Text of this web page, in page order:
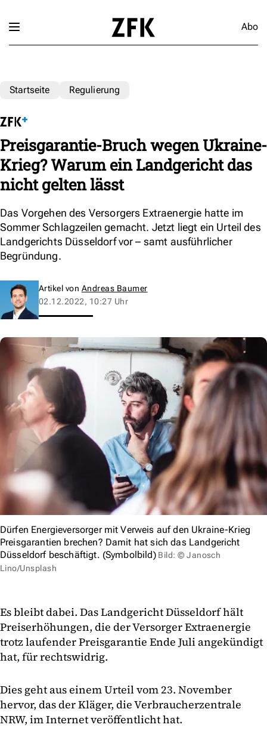
Abo
Startseite Regulierung
Preisgarantie-Bruch wegen Ukraine-
Krieg? Warum ein Landgericht das
nicht gelten lässt
Das Vorgehen des Versorgers Extraenergie hatte im
Sommer Schlagzeilen gemacht. Jetzt liegt ein Urteil des
Landgerichts Düsseldorf vor – samt ausführlicher
Begründung.
Artikel von Andreas Baumer
02.12.2022, 10:27 Uhr
Dürfen Energieversorger mit Verweis auf den Ukraine-Krieg
Preisgarantien brechen? Damit hat sich das Landgericht
Düsseldorf beschäftigt. (Symbolbild) Bild: © Janosch
Lino/Unsplash
Es bleibt dabei. Das Landgericht Düsseldorf hält
Preiserhöhungen, die der Versorger Extraenergie
trotz laufender Preisgarantie Ende Juli angekündigt
hat, für rechtswidrig.
Dies geht aus einem Urteil vom 23. November
hervor, das der Kläger, die Verbraucherzentrale
NRW, im Internet veröffentlicht hat.